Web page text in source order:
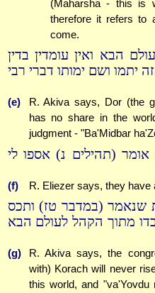
(Maharsha - this is
therefore it refers to
come.
הבא ואין עומדין בדין
ושם ימותו דברי רבי
(e)
R. Akiva says, Dor (the
has no share in the
judgment - "Ba'Midbar
(תהילים נ) אספו לי
(f) R. Eliezer says, they have
שנאמר (במדבר טז) ותכס
מתוך הקהל לעולם הבא
(g)
R. Akiva says, the
with) Korach will never
this world, and "va'Yovdu